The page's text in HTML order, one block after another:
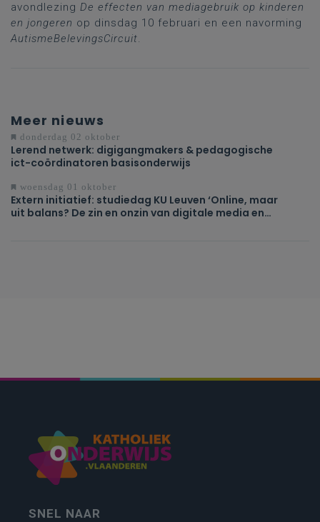
avondlezing De effecten van mediagebruik op kinderen
en jongeren op dinsdag 10 februari en een navorming
AutismeBelevingsCircuit.
Meer nieuws
donderdag 02 oktober
Lerend netwerk: digigangmakers & pedagogische
ict-coördinatoren basisonderwijs
woensdag 01 oktober
Extern initiatief: studiedag KU Leuven ‘Online, maar
uit balans? De zin en onzin van digitale media en
SNEL NAAR